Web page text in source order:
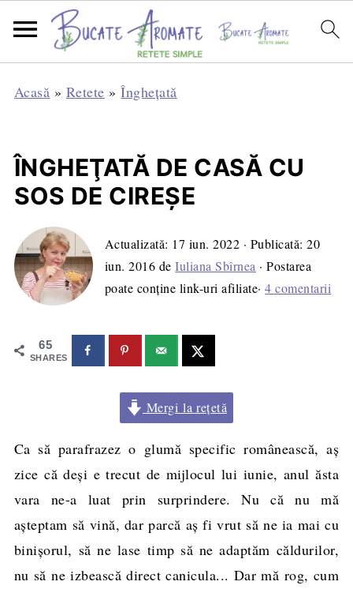
Acasă » Retete »Înghețată
ÎNGHEŢATĂ DE CASĂ CU
SOS DE CIREŞE
Actualizată: 17 iun. 2022 · Publicată:20
iun. 2016 deIuliana Sbîrnea · Postarea
poate conține link-uri afiliate·4 comentarii
65
SHARES
Mergi la rețetă
Ca să parafrazez o glumă specific românească, aş
zice că deşi e trecut de mijlocul lui iunie, anul ăsta
vara ne-a luat prin surprindere. Nu că nu mă
aşteptam să vină, dar parcă aş fi vrut să ne ia mai cu
binişorul, să ne lase timp să ne adaptăm căldurilor,
nu să ne izbească direct canicula... Dar mă rog, cum